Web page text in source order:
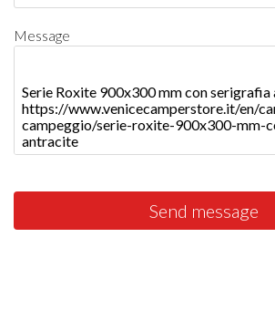
Message
Send message